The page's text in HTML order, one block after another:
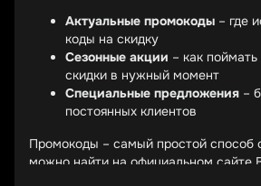
Актуальные промокоды – где
коды на скидку
Сезонные акции – как
скидки в нужный момент
Специальные предложения –
постоянных клиентов
Промокоды – самый простой способ
можно найти на официальном сайте